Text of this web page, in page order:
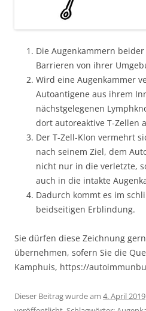
Die Augenkammern
Barrieren von ihrer
Wird eine Augenkammer
Autoantigene aus ihrem
nächstgelegenen
dort autoreaktive T-Zellen
Der T-Zell-Klon vermehrt
nach seinem Ziel, dem
nicht nur in die verletzte,
auch in die intakte
Dadurch kommt es im
beidseitigen Erblindung.
Sie dürfen diese Zeichnung
übernehmen, sofern Sie die
Kamphuis, https://
Dieser Beitrag wurde am 4. April 2019